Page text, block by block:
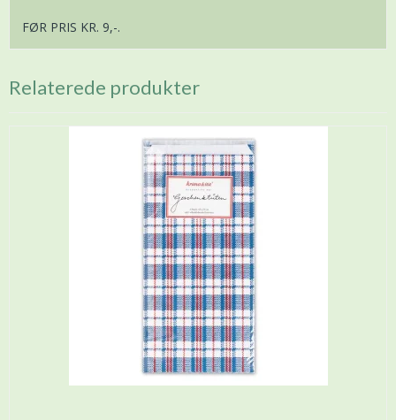
FØR PRIS KR. 9,-.
Relaterede produkter